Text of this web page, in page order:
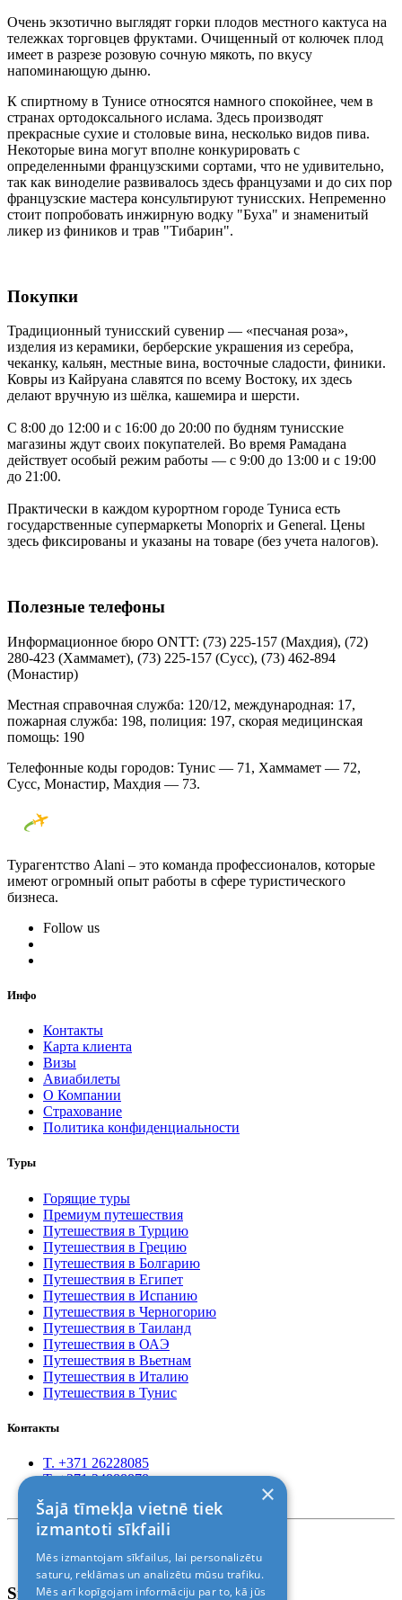
Очень экзотично выглядят горки плодов местного кактуса на
тележках торговцев фруктами. Очищенный от колючек плод
имеет в разрезе розовую сочную мякоть, по вкусу
напоминающую дыню.
К спиртному в Тунисе относятся намного спокойнее, чем в
странах ортодоксального ислама. Здесь производят
прекрасные сухие и столовые вина, несколько видов пива.
Некоторые вина могут вполне конкурировать с
определенными французскими сортами, что не удивительно,
так как виноделие развивалось здесь французами и до сих пор
французские мастера консультируют тунисских. Непременно
стоит попробовать инжирную водку "Буха" и знаменитый
ликер из фиников и трав "Тибарин".
Покупки
Традиционный тунисский сувенир — «песчаная роза»,
изделия из керамики, берберские украшения из серебра,
чеканку, кальян, местные вина, восточные сладости, финики.
Ковры из Кайруана славятся по всему Востоку, их здесь
делают вручную из шёлка, кашемира и шерсти.
С 8:00 до 12:00 и с 16:00 до 20:00 по будням тунисские
магазины ждут своих покупателей. Во время Рамадана
действует особый режим работы — с 9:00 до 13:00 и с 19:00
до 21:00.
Практически в каждом курортном городе Туниса есть
государственные супермаркеты Monoprix и General. Цены
здесь фиксированы и указаны на товаре (без учета налогов).
Полезные телефоны
Информационное бюро ONTT: (73) 225-157 (Махдия), (72)
280-423 (Хаммамет), (73) 225-157 (Сусс), (73) 462-894
(Монастир)
Местная справочная служба: 120/12, международная: 17,
пожарная служба: 198, полиция: 197, скорая медицинская
помощь: 190
Телефонные коды городов: Тунис — 71, Хаммамет — 72,
Сусс, Монастир, Махдия — 73.
Турагентство Alani – это команда профессионалов, которые
имеют огромный опыт работы в сфере туристического
бизнеса.
Follow us
Инфо
Контакты
Карта клиента
Визы
Авиабилеты
О Компании
Страхование
Политика конфиденциальности
Туры
Горящие туры
Премиум путешествия
Путешествия в Турцию
Путешествия в Грецию
Путешествия в Болгарию
Путешествия в Египет
Путешествия в Испанию
Путешествия в Черногорию
Путешествия в Таиланд
Путешествия в ОАЭ
Путешествия в Вьетнам
Путешествия в Италию
Путешествия в Тунис
Контакты
T. +371 26228085
T. +371 24888878
© 2011-2026> «ALANI SIA»
Sign In
×
Šajā tīmekļa vietnē tiek
izmantoti sīkfaili
Mēs izmantojam sīkfailus, lai personalizētu
saturu, reklāmas un analizētu mūsu trafiku.
Mēs arī kopīgojam informāciju par to, kā jūs